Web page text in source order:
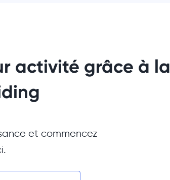
activité grâce à la
et commencez